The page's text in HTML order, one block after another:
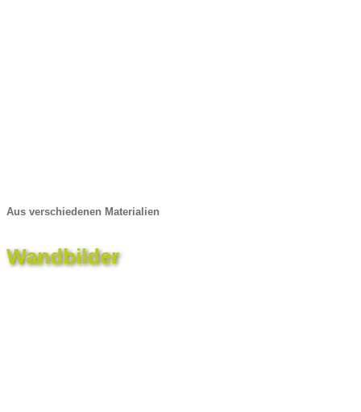
Aus verschiedenen Materialien
Wandbilder